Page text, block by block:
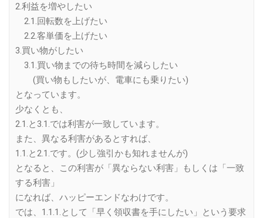
2.利益を増やしたい
2.1.回転数を上げたい
2.2.客単価を上げたい
3.買い物がしたい
3.1.買い物までの待ち時間を減らしたい
(買い物もしたいが、電車にも乗りたい)
となっています。
少なくとも、
2.1.と3.1.では利害が一致しています。
また、異なる利害があるとすれば、
1.1.と2.1.です。(少し強引かも知れませんが)
となると、この利害が「異ならない利害」もしくは「一致
する利害」
になれば、ハッピーエンドなわけです。
では、1.1.1.として「早く領収書を手にしたい」という要求